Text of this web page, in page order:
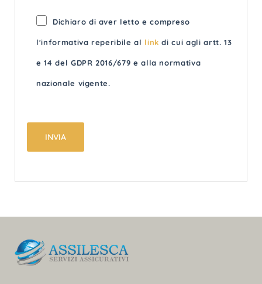
Dichiaro di aver letto e compreso
l'informativa reperibile al link di cui agli artt. 13
e 14 del GDPR 2016/679 e alla normativa
nazionale vigente.
INVIA